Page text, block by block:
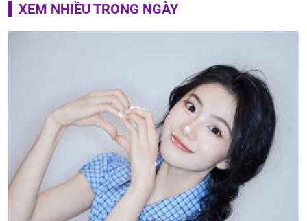
XEM NHIỀU TRONG NGÀY